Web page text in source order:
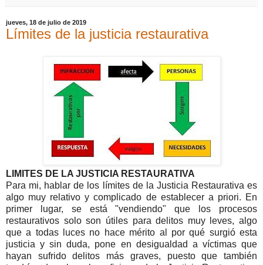
jueves, 18 de julio de 2019
Límites de la justicia restaurativa
LIMITES DE LA JUSTICIA RESTAURATIVA
Para mi, hablar de los límites de la Justicia Restaurativa es
algo muy relativo y complicado de establecer a priori. En
primer lugar, se está "vendiendo" que los procesos
restaurativos solo son útiles para delitos muy leves, algo
que a todas luces no hace mérito al por qué surgió esta
justicia y sin duda, pone en desigualdad a víctimas que
hayan sufrido delitos más graves, puesto que también